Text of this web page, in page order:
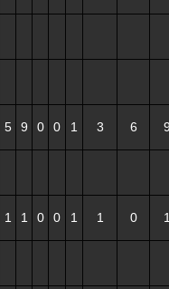
5 9 0 0 1 3 6 9
1 1 0 0 1 1 0 1